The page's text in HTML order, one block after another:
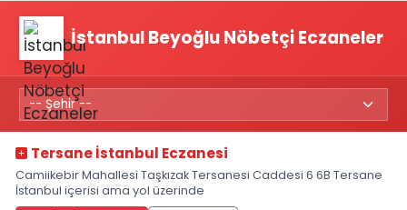
İstanbul Beyoğlu Nöbetçi Eczaneler
Tersane İstanbul Eczanesi
Camiikebir Mahallesi Taşkızak Tersanesi Caddesi 6 6B Tersane
İstanbul içerisi ama yol üzerinde